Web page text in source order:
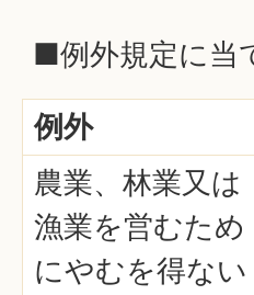
■例外規定に当
例外
農業、林業又は
漁業を営むため
にやむを得ない